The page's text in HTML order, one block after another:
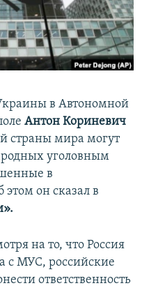
в Автономной
Антон Кориневич
страны мира могут
уголовным
в
он сказал в
на то, что Россия
с МУС, российские
ответственность